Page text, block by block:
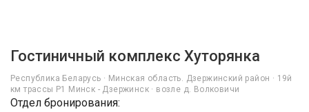
Гостиничный комплекс Хуторянка
Республика Беларусь · Минская область. Дзержинский район · 19й
км трассы P1 Минск - Дзержинск · возле д. Волковичи
Отдел бронирования: